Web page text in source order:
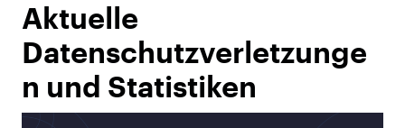
Aktuelle
Datenschutzverletzunge
n und Statistiken